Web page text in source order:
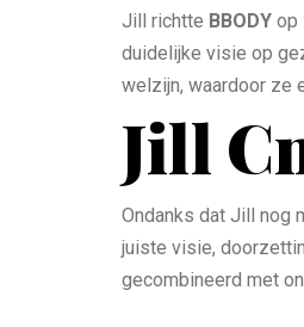
Jill richtte BBODY op
duidelijke visie op
welzijn, waardoor ze
Jill
Ondanks dat Jill nog
juiste visie,
gecombineerd met